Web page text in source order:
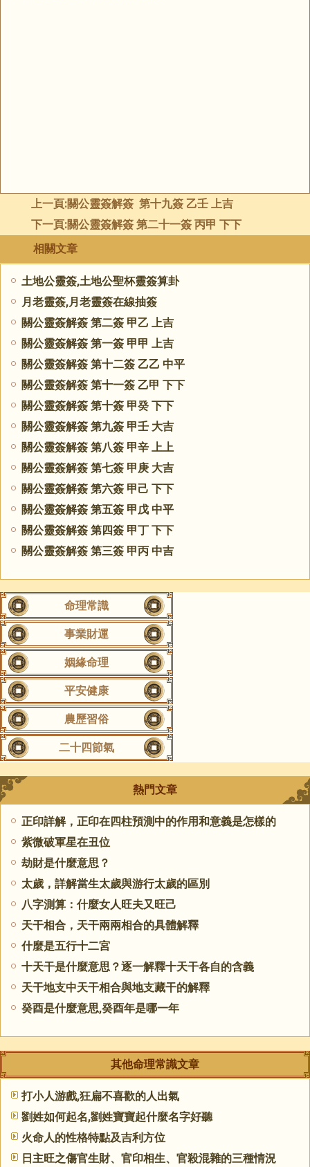
上一頁:關公靈簽解簽 第十九簽 乙壬 上吉
下一頁:關公靈簽解簽 第二十一簽 丙甲 下下
相關文章
土地公靈簽,土地公聖杯靈簽算卦
月老靈簽,月老靈簽在線抽簽
關公靈簽解簽 第二簽 甲乙 上吉
關公靈簽解簽 第一簽 甲甲 上吉
關公靈簽解簽 第十二簽 乙乙 中平
關公靈簽解簽 第十一簽 乙甲 下下
關公靈簽解簽 第十簽 甲癸 下下
關公靈簽解簽 第九簽 甲壬 大吉
關公靈簽解簽 第八簽 甲辛 上上
關公靈簽解簽 第七簽 甲庚 大吉
關公靈簽解簽 第六簽 甲己 下下
關公靈簽解簽 第五簽 甲戊 中平
關公靈簽解簽 第四簽 甲丁 下下
關公靈簽解簽 第三簽 甲丙 中吉
命理常識
事業財運
姻緣命理
平安健康
農歷習俗
二十四節氣
熱門文章
正印詳解，正印在四柱預測中的作用和意義是怎樣的
紫微破軍星在丑位
劫財是什麼意思？
太歲，詳解當生太歲與游行太歲的區別
八字測算：什麼女人旺夫又旺己
天干相合，天干兩兩相合的具體解釋
什麼是五行十二宮
十天干是什麼意思？逐一解釋十天干各自的含義
天干地支中天干相合與地支藏干的解釋
癸酉是什麼意思,癸酉年是哪一年
其他命理常識文章
打小人游戲,狂扁不喜歡的人出氣
劉姓如何起名,劉姓寶寶起什麼名字好聽
火命人的性格特點及吉利方位
日主旺之傷官生財、官印相生、官殺混雜的三種情況